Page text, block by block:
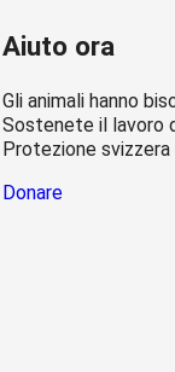
Aiuto ora
Gli animali hanno
Sostenete il lavoro
Protezione svizzera
Donare